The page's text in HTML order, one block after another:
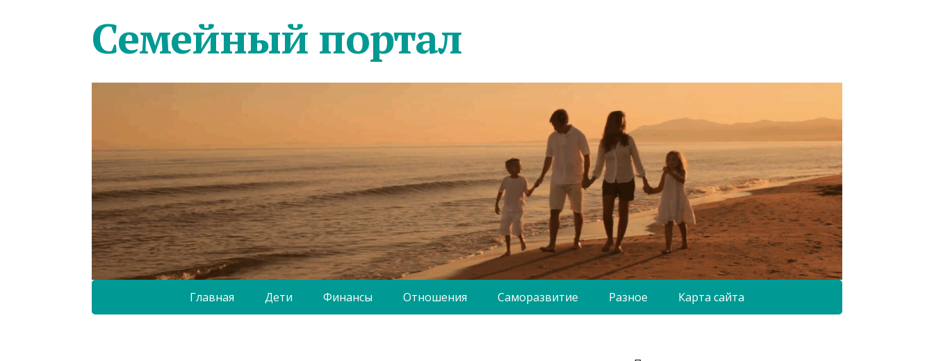
Семейный портал
Главная Дети Финансы Отношения Саморазвитие Разное Карта сайта